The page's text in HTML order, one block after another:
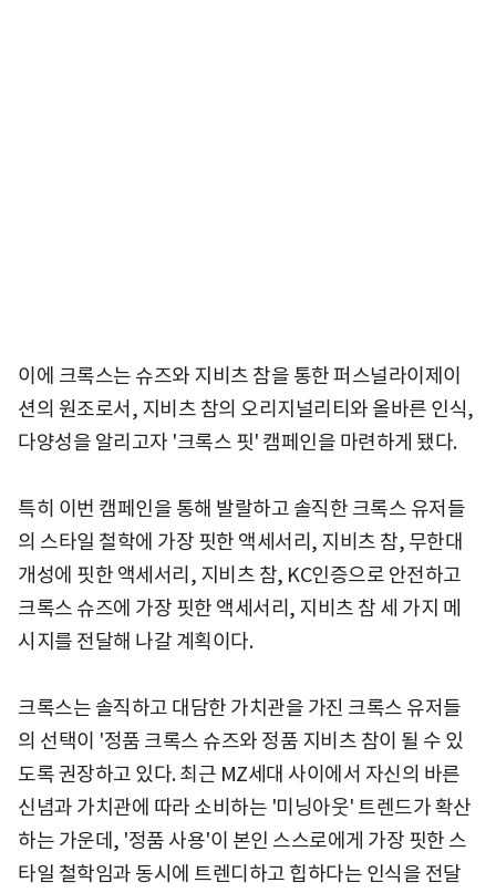
이에 크록스는 슈즈와 지비츠 참을 통한 퍼스널라이제이
션의 원조로서, 지비츠 참의 오리지널리티와 올바른 인식,
다양성을 알리고자 '크록스 핏' 캠페인을 마련하게 됐다.
특히 이번 캠페인을 통해 발랄하고 솔직한 크록스 유저들
의 스타일 철학에 가장 핏한 액세서리, 지비츠 참, 무한대
개성에 핏한 액세서리, 지비츠 참, KC인증으로 안전하고
크록스 슈즈에 가장 핏한 액세서리, 지비츠 참 세 가지 메
시지를 전달해 나갈 계획이다.
크록스는 솔직하고 대담한 가치관을 가진 크록스 유저들
의 선택이 '정품 크록스 슈즈와 정품 지비츠 참이 될 수 있
도록 권장하고 있다. 최근 MZ세대 사이에서 자신의 바른
신념과 가치관에 따라 소비하는 '미닝아웃' 트렌드가 확산
하는 가운데, '정품 사용'이 본인 스스로에게 가장 핏한 스
타일 철학임과 동시에 트렌디하고 힙하다는 인식을 전달